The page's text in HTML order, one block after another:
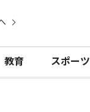
教育 スポーツ